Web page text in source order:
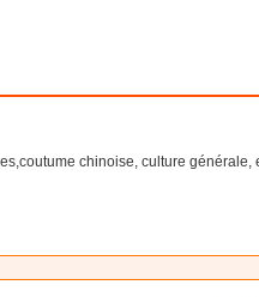
chinoise, culture générale,